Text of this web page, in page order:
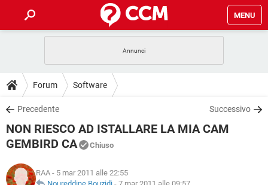
MENU
INTRATTENIMENTO
iOS
INSTAGRAM WHATSAPP
TIKTOK
HARDWARE
GUIDE
COVID-19
iOS
TIKTOK FACEBOOK
DOWNLOAD
COVID-19 GAMING
INTRATTENIMENTO
iOS
FORUM
INTRATTENIMENTO ANDROID
GLOSSARIO
Forum Software
Precedente Successivo
NON RIESCO AD ISTALLARE LA MIA CAM
GEMBIRD CA
Chiuso
RAA - 5 mar 2011 alle 22:55